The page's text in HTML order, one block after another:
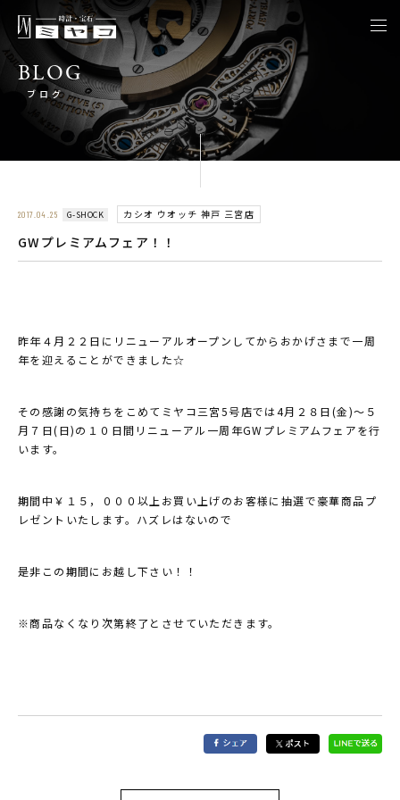
BLOG
ブログ
2017.04.25 G-SHOCK カシオ ウオッチ 神戸 三宮店
GWプレミアムフェア！！
昨年４月２２日にリニューアルオープンしてからおかげさまで一周
年を迎えることができました☆
その感謝の気持ちをこめてミヤコ三宮5号店では4月２８日(金)～５
月７日(日)の１０日間リニューアル一周年GWプレミアムフェアを行
います。
期間中￥１５，０００以上お買い上げのお客様に抽選で豪華商品プ
レゼントいたします。ハズレはないので
是非この期間にお越し下さい！！
※商品なくなり次第終了とさせていただきます。